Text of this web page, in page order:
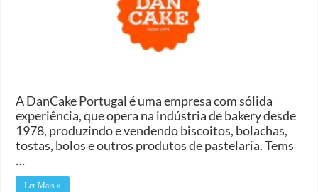
A DanCake Portugal é uma empresa com sólida
experiência, que opera na indústria de bakery desde
1978, produzindo e vendendo biscoitos, bolachas,
tostas, bolos e outros produtos de pastelaria. Tems
…
Ler Mais »